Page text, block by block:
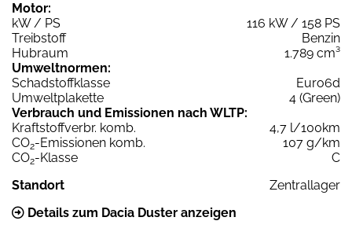
Motor:
kW / PS
116 kW / 158 PS
Treibstoff
Benzin
Hubraum
1.789 cm³
Umweltnormen:
Schadstoffklasse
Euro6d
Umweltplakette
4 (Green)
Verbrauch und Emissionen nach WLTP:
Kraftstoffverbr. komb.
4,7 l/100km
CO2-Emissionen komb.
107 g/km
CO2-Klasse
C
Standort
Zentrallager
Details zum Dacia Duster anzeigen